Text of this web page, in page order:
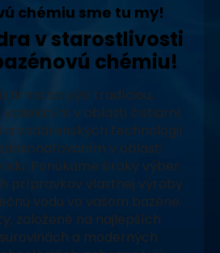
chémiu sme tu my!
v starostlivosti
chémiu!
firma sa pýši tradíciou,
vzdelaním v oblasti čistiarní
a vodárenských technológií
v oblasti
Ponúkame široký výber
prípravkov vlastnej výroby
vodu vo vašom bazéne.
založené na najlepších
a moderných